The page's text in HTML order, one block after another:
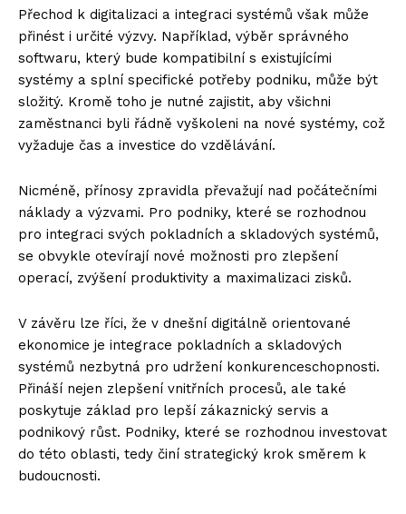
Přechod k digitalizaci a integraci systémů však může
přinést i určité výzvy. Například, výběr správného
softwaru, který bude kompatibilní s existujícími
systémy a splní specifické potřeby podniku, může být
složitý. Kromě toho je nutné zajistit, aby všichni
zaměstnanci byli řádně vyškoleni na nové systémy, což
vyžaduje čas a investice do vzdělávání.
Nicméně, přínosy zpravidla převažují nad počátečními
náklady a výzvami. Pro podniky, které se rozhodnou
pro integraci svých pokladních a skladových systémů,
se obvykle otevírají nové možnosti pro zlepšení
operací, zvýšení produktivity a maximalizaci zisků.
V závěru lze říci, že v dnešní digitálně orientované
ekonomice je integrace pokladních a skladových
systémů nezbytná pro udržení konkurenceschopnosti.
Přináší nejen zlepšení vnitřních procesů, ale také
poskytuje základ pro lepší zákaznický servis a
podnikový růst. Podniky, které se rozhodnou investovat
do této oblasti, tedy činí strategický krok směrem k
budoucnosti.